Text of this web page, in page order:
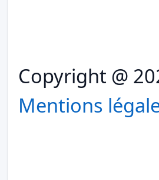
Copyright @
Mentions